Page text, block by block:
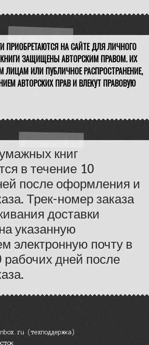
ПРИОБРЕТАЮТСЯ НА САЙТЕ ДЛЯ ЛИЧНОГО
ЗАЩИЩЕНЫ АВТОРСКИМ ПРАВОМ. ИХ
ЛИЦАМ ИЛИ ПУБЛИЧНОЕ РАСПРОСТРАНЕНИЕ,
АВТОРСКИХ ПРАВ И ВЛЕКУТ ПРАВОВУЮ
книг
в течение 10
после оформления и
Трек-номер заказа
доставки
указанную
электронную почту в
рабочих дней после
(техподдержка)